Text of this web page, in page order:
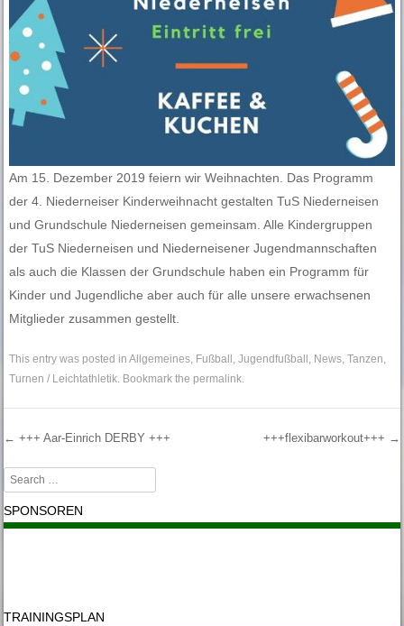
Am 15. Dezember 2019 feiern wir Weihnachten. Das Programm
der 4. Niederneiser Kinderweihnacht gestalten TuS Niederneisen
und Grundschule Niederneisen gemeinsam. Alle Kindergruppen
der TuS Niederneisen und Niederneisener Jugendmannschaften
als auch die Klassen der Grundschule haben ein Programm für
Kinder und Jugendliche aber auch für alle unsere erwachsenen
Mitglieder zusammen gestellt.
This entry was posted inAllgemeines, Fußball ,Jugendfußball , News,Tanzen,
Turnen / Leichtathletik. Bookmark the permalink.
Post navigation
← +++ Aar-Einrich DERBY +++ +++flexibarworkout+++ →
Search
SPONSOREN
TRAININGSPLAN